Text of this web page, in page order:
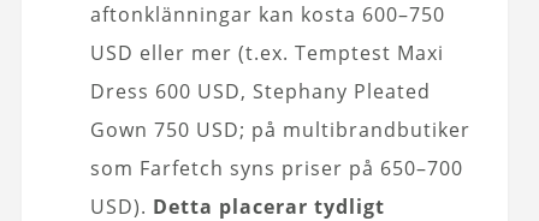
aftonklänningar kan kosta 600–750
USD eller mer (t.ex. Temptest Maxi
Dress 600 USD, Stephany Pleated
Gown 750 USD; på multibrandbutiker
som Farfetch syns priser på 650–700
USD). Detta placerar tydligt